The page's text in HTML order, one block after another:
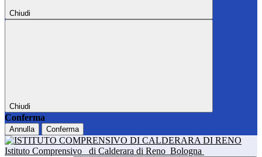
Chiudi
Chiudi
Conferma
Annulla Conferma
Istituto Comprensivo di Calderara di Reno Bologna